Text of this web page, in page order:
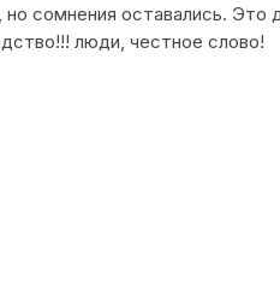
но сомнения оставались. Это
люди, честное слово!